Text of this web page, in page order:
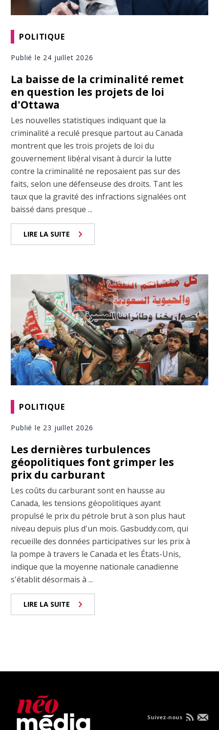
POLITIQUE
Publié le 24 juillet 2026
La baisse de la criminalité remet
en question les projets de loi
d'Ottawa
Les nouvelles statistiques indiquant que la
criminalité a reculé presque partout au Canada
montrent que les trois projets de loi du
gouvernement libéral visant à durcir la lutte
contre la criminalité ne reposaient pas sur des
faits, selon une défenseuse des droits. Tant les
taux que la gravité des infractions signalées ont
baissé dans presque ...
LIRE LA SUITE
POLITIQUE
Publié le 23 juillet 2026
Les dernières turbulences
géopolitiques font grimper les
prix du carburant
Les coûts du carburant sont en hausse au
Canada, les tensions géopolitiques ayant
propulsé le prix du pétrole brut à son plus haut
niveau depuis plus d'un mois. Gasbuddy.com, qui
recueille des données participatives sur les prix à
la pompe à travers le Canada et les États-Unis,
indique que la moyenne nationale canadienne
s'établit désormais à ...
LIRE LA SUITE
Suivez-nous